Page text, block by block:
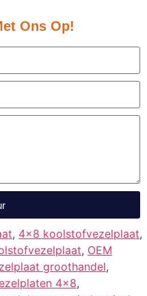
Ons Op!
, 4x8 koolstofvezelplaat,
, OEM
groothandel,
4x8,